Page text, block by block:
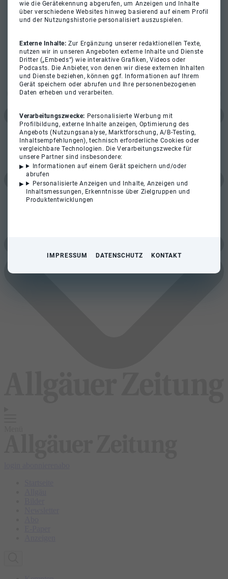
wie die Gerätekennung abgerufen, um Anzeigen und Inhalte
über verschiedene Websites hinweg basierend auf einem Profil
und der Nutzungshistorie personalisiert auszuspielen.
Externe Inhalte:Zur Ergänzung unserer redaktionellen Texte,
nutzen wir in unseren Angeboten externe Inhalte und Dienste
Dritter („Embeds“) wie interaktive Grafiken, Videos oder
Podcasts. Die Anbieter, von denen wir diese externen Inhalten
und Dienste beziehen, können ggf. Informationen auf Ihrem
Gerät speichern oder abrufen und Ihre personenbezogenen
Daten erheben und verarbeiten.
Verarbeitungszwecke: Personalisierte Werbung mit
Profilbildung, externe Inhalte anzeigen, Optimierung des
Angebots (Nutzungsanalyse, Marktforschung, A/B-Testing,
Inhaltsempfehlungen), technisch erforderliche Cookies oder
vergleichbare Technologien. Die Verarbeitungszwecke für
unsere Partner sind insbesondere:
Informationen auf einem Gerät speichern und/oder
abrufen
Personalisierte Anzeigen und Inhalte, Anzeigen und
Inhaltsmessungen, Erkenntnisse über Zielgruppen und
Produktentwicklungen
IMPRESSUM DATENSCHUTZ KONTAKT